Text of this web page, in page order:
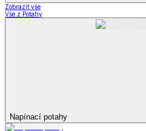
Zobrazit vše
Vše z Potahy
Napínací potahy